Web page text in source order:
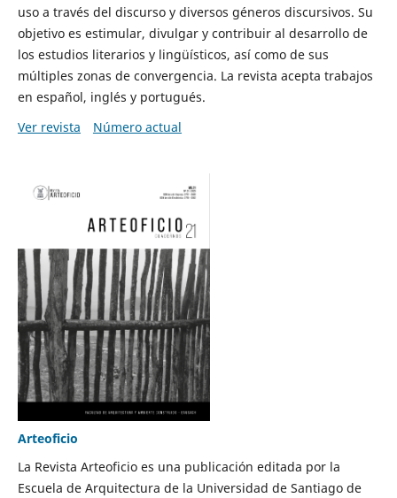
uso a través del discurso y diversos géneros discursivos. Su
objetivo es estimular, divulgar y contribuir al desarrollo de
los estudios literarios y lingüísticos, así como de sus
múltiples zonas de convergencia. La revista acepta trabajos
en español, inglés y portugués.
Ver revista
Número actual
Arteoficio
La Revista Arteoficio es una publicación editada por la
Escuela de Arquitectura de la Universidad de Santiago de